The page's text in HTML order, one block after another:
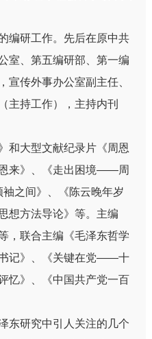
编研工作。先后在原中共
室、第五编研部、第一编
宣传外事办公室副主任、
主持工作），主持内刊
和大型文献纪录片《周恩
来》、《走出困境——周
之间》、《陈云晚年岁
想方法导论》等。主编
，联合主编《毛泽东哲学
记》、《关键在党——十
忆》、《中国共产党一百
东研究中引人关注的几个